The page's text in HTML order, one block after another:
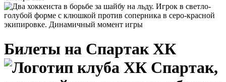
Билеты на Спартак ХК